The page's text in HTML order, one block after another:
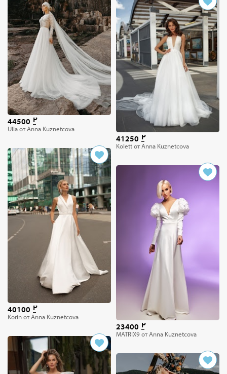
44500
Ulla от Anna Kuznetcova
41250
Kolett от Anna Kuznetcova
40100
Korin от Anna Kuznetcova
23400
MATRIX9 от Anna Kuznetcova